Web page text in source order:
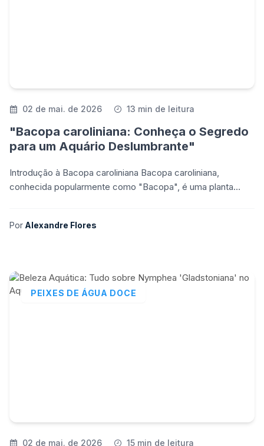
02 de mai. de 2026 13 min de leitura
"Bacopa caroliniana: Conheça o Segredo
para um Aquário Deslumbrante"
Introdução à Bacopa caroliniana Bacopa caroliniana,
conhecida popularmente como "Bacopa", é uma planta
Por Alexandre Flores
PEIXES DE ÁGUA DOCE
02 de mai. de 2026 15 min de leitura